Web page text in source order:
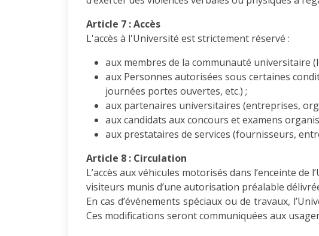
Article 7 : Accès
L'accès à l'Université est strictement réservé :
aux membres de la communauté universitaire
aux Personnes autorisées sous certaines
journées portes ouvertes, etc.) ;
aux partenaires universitaires (entreprises,
aux candidats aux concours et examens
aux prestataires de services (fournisseurs,
Article 8 : Circulation
L’accès aux véhicules motorisés dans l’enceinte
visiteurs munis d’une autorisation préalable
En cas d’événements spéciaux ou de travaux,
Ces modifications seront communiquées aux